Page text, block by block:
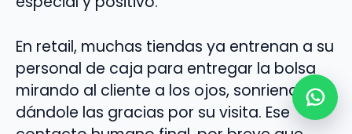
En retail, muchas tiendas ya entrenan a su
personal de caja para entregar la bolsa
mirando al cliente a los ojos, sonriendo y
dándole las gracias por su visita. Ese